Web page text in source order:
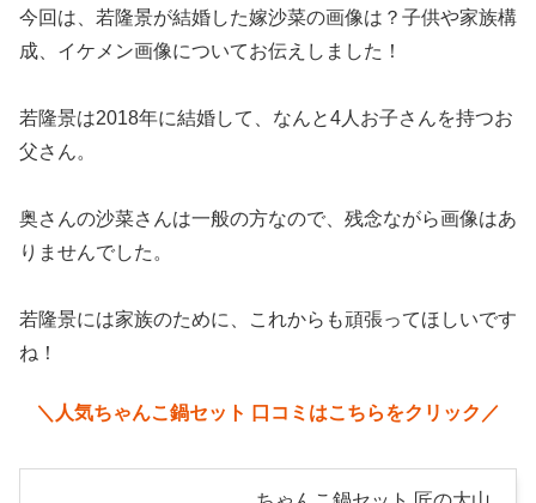
今回は、若隆景が結婚した嫁沙菜の画像は？子供や家族構
成、イケメン画像についてお伝えしました！
若隆景は2018年に結婚して、なんと4人お子さんを持つお
父さん。
奥さんの沙菜さんは一般の方なので、残念ながら画像はあ
りませんでした。
若隆景には家族のために、これからも頑張ってほしいです
ね！
＼人気ちゃんこ鍋セット 口コミはこちらをクリック／